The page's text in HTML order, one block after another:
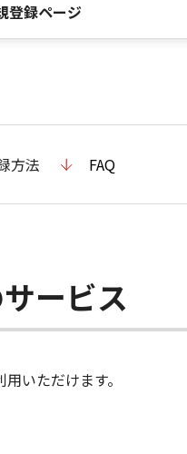
登録ページ
方法 FAQ
ービス
いただけます。